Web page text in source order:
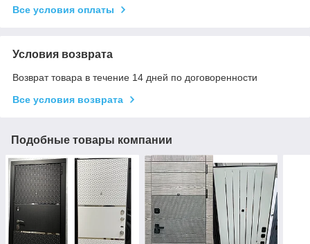
Все условия оплаты
Условия возврата
Возврат товара в течение 14 дней по договоренности
Все условия возврата
Подобные товары компании